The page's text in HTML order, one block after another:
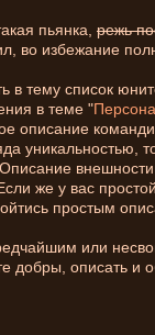
пьянка, режь
во избежание
в тему список
в теме "
описание
уникальностью,
же у вас
простым
или
добры, описать и